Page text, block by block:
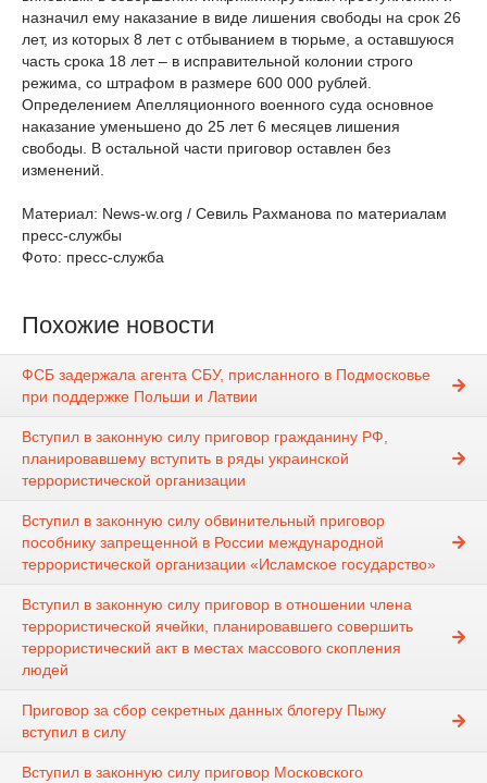
назначил ему наказание в виде лишения свободы на срок 26
лет, из которых 8 лет с отбыванием в тюрьме, а оставшуюся
часть срока 18 лет – в исправительной колонии строго
режима, со штрафом в размере 600 000 рублей.
Определением Апелляционного военного суда основное
наказание уменьшено до 25 лет 6 месяцев лишения
свободы. В остальной части приговор оставлен без
изменений.
Материал: News-w.org / Севиль Рахманова по материалам
пресс-службы
Фото: пресс-служба
Похожие новости
ФСБ задержала агента СБУ, присланного в Подмосковье
при поддержке Польши и Латвии
Вступил в законную силу приговор гражданину РФ,
планировавшему вступить в ряды украинской
террористической организации
Вступил в законную силу обвинительный приговор
пособнику запрещенной в России международной
террористической организации «Исламское государство»
Вступил в законную силу приговор в отношении члена
террористической ячейки, планировавшего совершить
террористический акт в местах массового скопления
людей
Приговор за сбор секретных данных блогеру Пыжу
вступил в силу
Вступил в законную силу приговор Московского